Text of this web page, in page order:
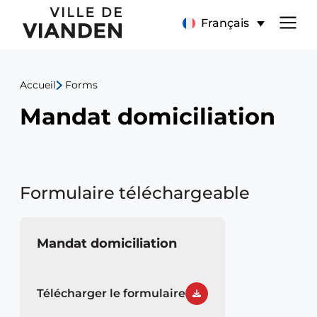
Français
Menu
navigation
principal
Accueil Forms
Mandat domiciliation
Formulaire téléchargeable
Mandat domiciliation
Télécharger le formulaire